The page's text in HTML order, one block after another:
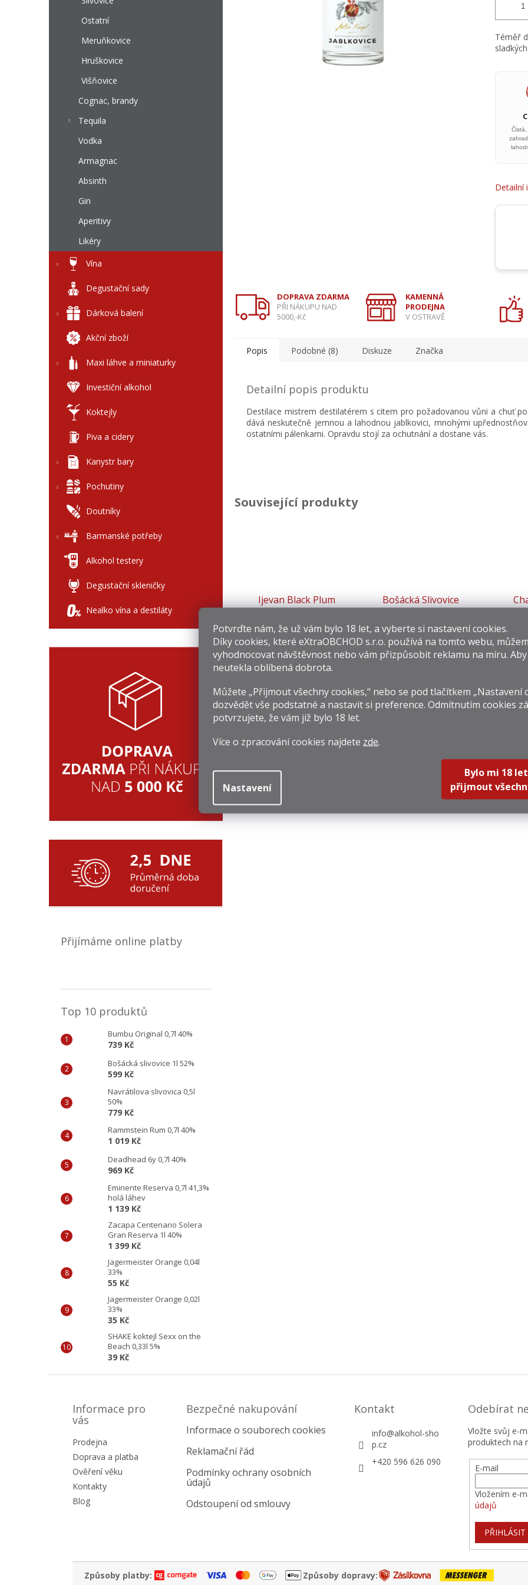
Potvrďte nám​​, že už vám bylo 18 let, a vyberte si nastavení cookies.
Díky cookies, které eXtraOBCHOD s.r.o. používá na tomto webu,
vyhodnocovat návštěvnost nebo vám přizpůsobit reklamu na míru. Aby
neutekla oblíbená dobrota.
Můžete „Přijmout všechny cookies,“ nebo se pod tlačítkem „Nastavení
dozvědět vše podstatné a nastavit si preference. Odmítnutím cookies
potvrzujete, že vám již bylo 18 let.
Více o zpracování cookies najdete zde.
Nastavení
Bylo mi 18
přijmout
Ostatní
Meruňkovice
Hruškovice
Višňovice
Cognac, brandy
Tequila
Vodka
Armagnac
Absinth
Gin
Aperitivy
Likéry
Vína
Degustační sady
Dárková balení
Akční zboží
Maxi láhve a miniaturky
Investiční alkohol
Koktejly
Piva a cidery
Kanystr bary
Pochutiny
Doutníky
Barmanské potřeby
Alkohol testery
Degustační skleničky
Nealko vína a destiláty
Přijímáme online platby
Top 10 produktů
Bumbu Original 0,7l 40%
739 Kč
Bošácká slivovice 1l 52%
599 Kč
Navrátilova slivovica 0,5l
50%
779 Kč
Rammstein Rum 0,7l 40%
1 019 Kč
Deadhead 6y 0,7l 40%
969 Kč
Eminente Reserva 0,7l 41,3%
holá láhev
1 139 Kč
Zacapa Centenario Solera
Gran Reserva 1l 40%
1 399 Kč
Jagermeister Orange 0,04l
33%
55 Kč
Jagermeister Orange 0,02l
33%
35 Kč
SHAKE koktejl Sexx on the
Beach 0,33l 5%
39 Kč
Téměř
Detailní
DOPRAVA ZDARMA
PŘI NÁKUPU NAD
5000,-Kč
KAMENNÁ
PRODEJNA
V OSTRAVĚ
Popis Podobné (8) Diskuze Značka
Detailní popis produktu
Destilace mistrem destilatérem s citem pro požadovanou vůni a chuť
dává neskutečně jemnou a lahodnou jablkovici, mnohými
ostatními pálenkami. Opravdu stojí za ochutnání a dostane vás.
Související produkty
Ijevan Black Plum
379 Kč
Měrná
cena:
758 Kč / 1 l
Do košíku
Bošácká Slivovice
339 Kč
Měrná
cena:
678 Kč / 1 l
499
Měrná
cena:
998
Anton Kaapl Višňovice 47% získala na evropské soutěži destilátu Das
bronzovou příčku
Anton Kaapl Slivovice 47%
Obrovským úspěchem byla třetí pozice na světové soutěži Destillata. Bronz
Po jakém destilátu světové kvality sáhnete vy?
Informace pro
vás
Prodejna
Doprava a platba
Ověření věku
Kontakty
Blog
Bezpečné nakupování
Informace o souborech cookies
Reklamační řád
Podmínky ochrany osobních
údajů
Odstoupení od smlouvy
Kontakt
info@alkohol-sho
p.cz
+420 596 626 090
Odebírat
Vložte svůj e-
produktech na
E-mail
Vložením e-
údajů
PŘIHLÁSIT
Způsoby platby: Způsoby dopravy: